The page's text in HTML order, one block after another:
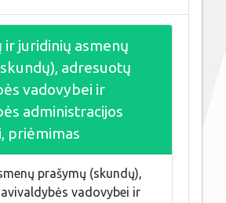
ir juridinių asmenų
adresuotų
vadovybei ir
administracijos
priėmimas
prašymų (skundų),
vadovybei ir